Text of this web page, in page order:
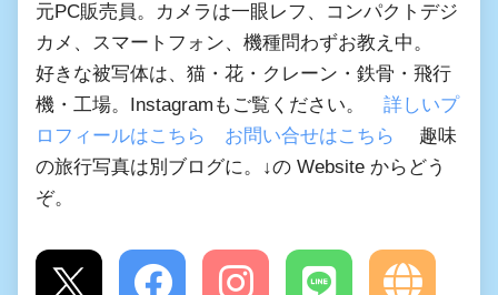
元PC販売員。カメラは一眼レフ、コンパクトデジ
カメ、スマートフォン、機種問わずお教え中。
好きな被写体は、猫・花・クレーン・鉄骨・飛行
機・工場。Instagramもご覧ください。 詳しいプ
ロフィールはこちら
お問い合せはこちら
趣味
の旅行写真は別ブログに。↓の Website からどう
ぞ。